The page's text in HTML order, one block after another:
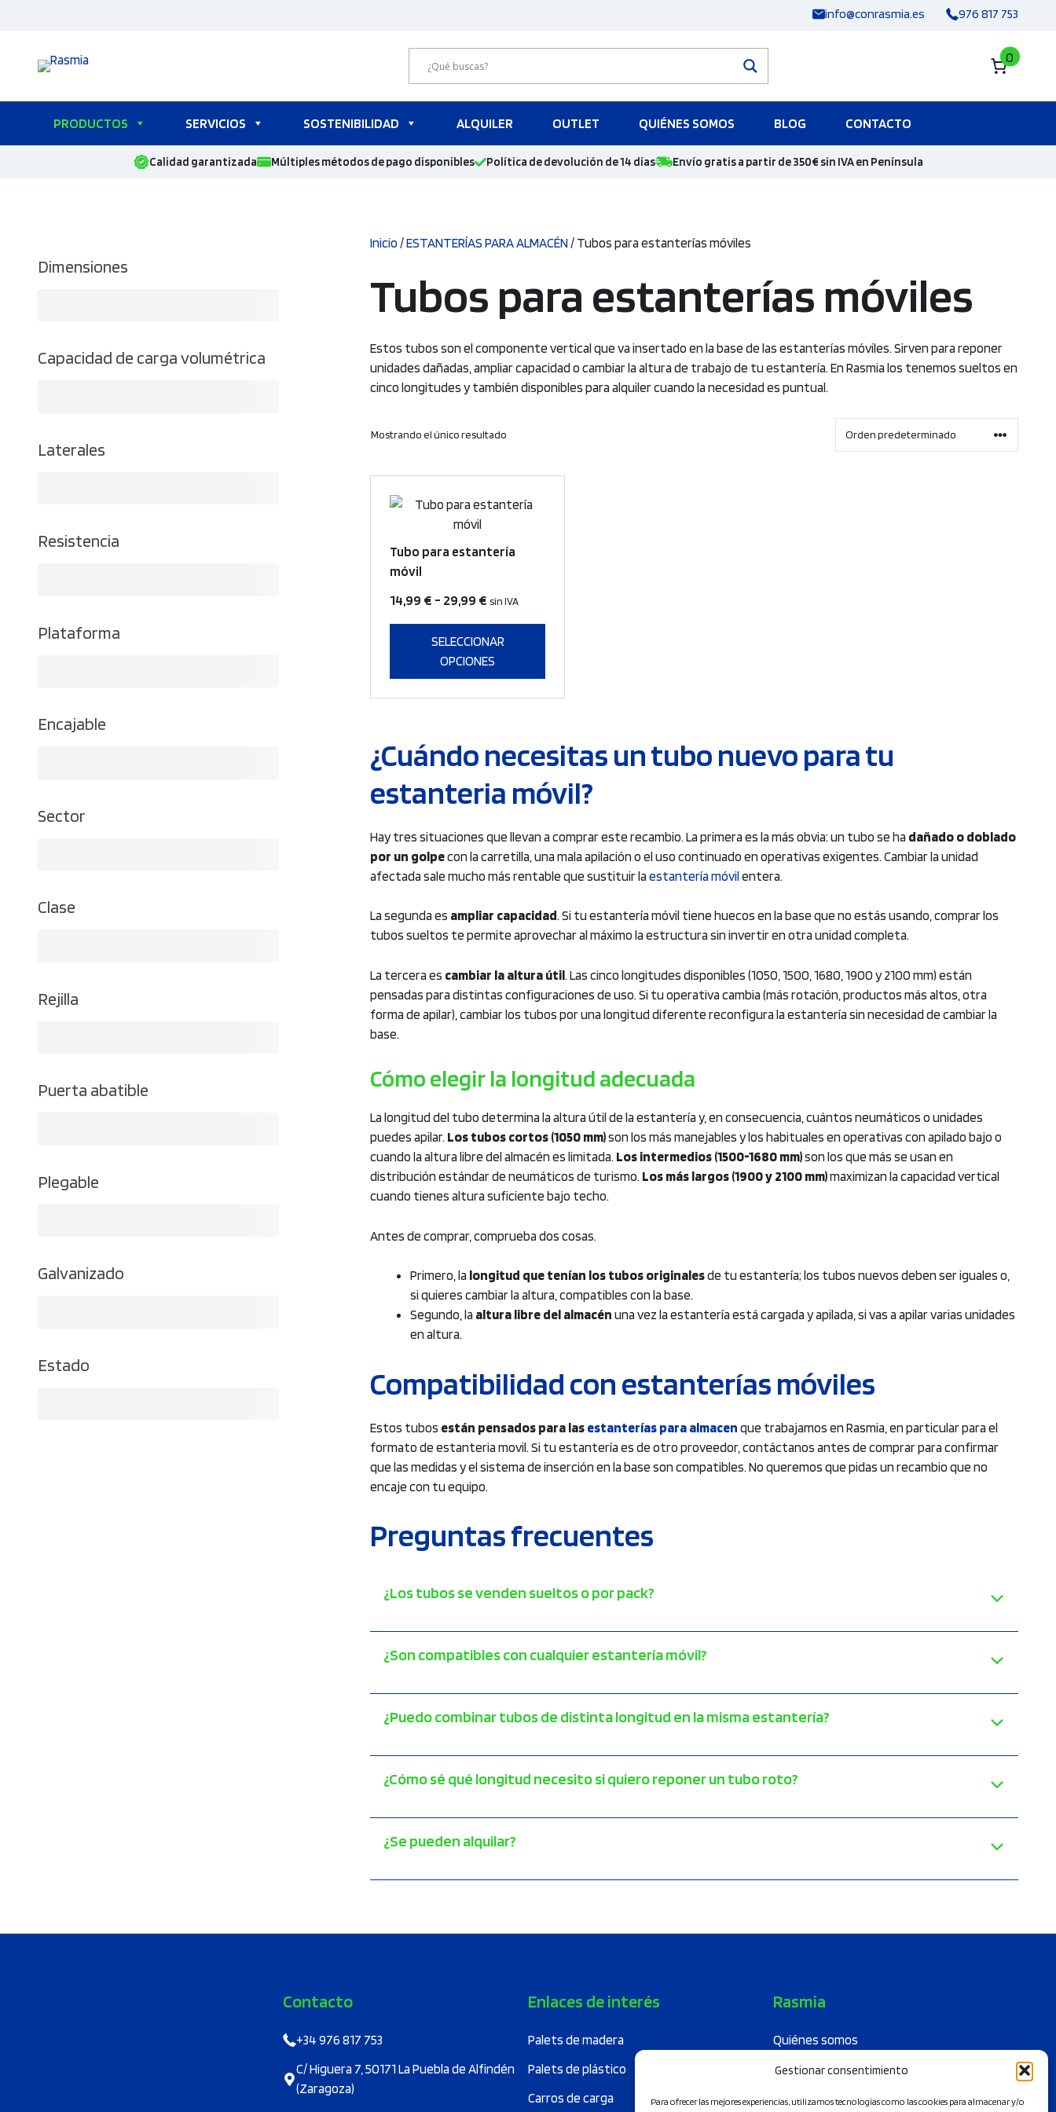
Gestionar consentimiento
Para ofrecer las mejores experiencias, utilizamos tecnologías como las cookies para almacenar y/o
info@conrasmia.es 976 817 753
0
PRODUCTOS SERVICIOS SOSTENIBILIDAD ALQUILER OUTLET QUIÉNES SOMOS BLOG CONTACTO
Calidad garantizada Múltiples métodos de pago disponibles Política de devolución de 14 días Envío gratis a partir de 350€ sin IVA en Península
Inicio /ESTANTERÍAS PARA ALMACÉN/ Tubos para estanterías móviles
Tubos para estanterías móviles
Estos tubos son el componente vertical que va insertado en la base de las estanterías móviles. Sirven para reponer
unidades dañadas, ampliar capacidad o cambiar la altura de trabajo de tu estantería. En Rasmia los tenemos sueltos en
cinco longitudes y también disponibles para alquiler cuando la necesidad es puntual.
Mostrando el único resultado
Tubo para estantería
móvil
14,99 € - 29,99 € Rango
de
precios:
desde
14,99 €
sin IVA
SELECCIONAR
OPCIONES
Este
múltiples
Las
opciones
elegir
en
de
¿Cuándo necesitas un tubo nuevo para tu
estanteria móvil?
Hay tres situaciones que llevan a comprar este recambio. La primera es la más obvia: un tubo se ha dañado o doblado
por un golpecon la carretilla, una mala apilación o el uso continuado en operativas exigentes. Cambiar la unidad
afectada sale mucho más rentable que sustituir laestantería móvilentera.
La segunda es ampliar capacidad. Si tu estantería móvil tiene huecos en la base que no estás usando, comprar los
tubos sueltos te permite aprovechar al máximo la estructura sin invertir en otra unidad completa.
La tercera es cambiar la altura útil. Las cinco longitudes disponibles (1050, 1500, 1680, 1900 y 2100 mm) están
pensadas para distintas configuraciones de uso. Si tu operativa cambia (más rotación, productos más altos, otra
forma de apilar), cambiar los tubos por una longitud diferente reconfigura la estantería sin necesidad de cambiar la
base.
Cómo elegir la longitud adecuada
La longitud del tubo determina la altura útil de la estantería y, en consecuencia, cuántos neumáticos o unidades
puedes apilar. Los tubos cortos (1050 mm)son los más manejables y los habituales en operativas con apilado bajo o
cuando la altura libre del almacén es limitada. Los intermedios (1500-1680 mm)son los que más se usan en
distribución estándar de neumáticos de turismo. Los más largos (1900 y 2100 mm)maximizan la capacidad vertical
cuando tienes altura suficiente bajo techo.
Antes de comprar, comprueba dos cosas.
Primero, la longitud que tenían los tubos originalesde tu estantería; los tubos nuevos deben ser iguales o,
si quieres cambiar la altura, compatibles con la base.
Segundo, la altura libre del almacén una vez la estantería está cargada y apilada, si vas a apilar varias unidades
en altura.
Compatibilidad con estanterías móviles
Estos tubos están pensados para las estanterías para almacen que trabajamos en Rasmia, en particular para el
formato de estanteria movil. Si tu estantería es de otro proveedor, contáctanos antes de comprar para confirmar
que las medidas y el sistema de inserción en la base son compatibles. No queremos que pidas un recambio que no
encaje con tu equipo.
Preguntas frecuentes
¿Los tubos se venden sueltos o por pack?
¿Son compatibles con cualquier estantería móvil?
¿Puedo combinar tubos de distinta longitud en la misma estantería?
¿Cómo sé qué longitud necesito si quiero reponer un tubo roto?
¿Se pueden alquilar?
Dimensiones
Capacidad de carga volumétrica
Laterales
Resistencia
Plataforma
Encajable
Sector
Clase
Rejilla
Puerta abatible
Plegable
Galvanizado
Estado
Contacto
+34 976 817 753
C/ Higuera 7, 50171 La Puebla de Alfindén
(Zaragoza)
Enlaces de interés
Palets de madera
Palets de plástico
Carros de carga
Rasmia
Quiénes somos
Misión
Sostenibilidad